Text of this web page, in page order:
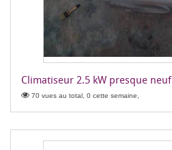
Climatiseur 2.5 kW presque neuf
70 vues au total, 0 cette semaine,